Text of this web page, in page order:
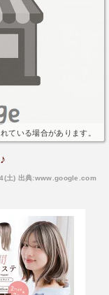
ている場合があります。
土) 出典:www.google.com